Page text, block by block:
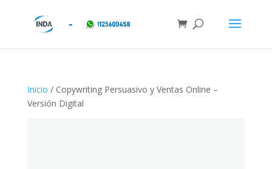
Inicio / Copywriting Persuasivo y Ventas Online –
Versión Digital